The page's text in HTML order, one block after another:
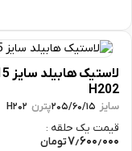
205/60/پترن H202
حلقه :
تومان